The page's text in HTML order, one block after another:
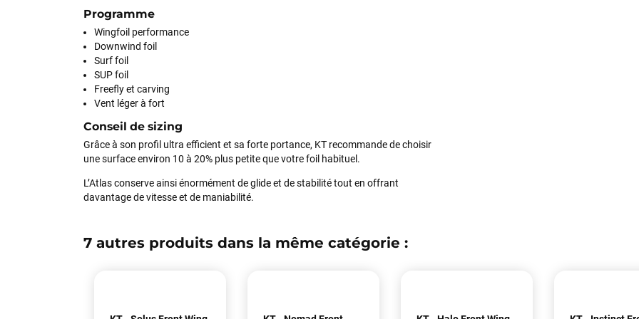
Programme
Wingfoil performance
Downwind foil
Surf foil
SUP foil
Freefly et carving
Vent léger à fort
Conseil de sizing
Grâce à son profil ultra efficient et sa forte portance, KT recommande de choisir
une surface environ 10 à 20% plus petite que votre foil habituel.
L’Atlas conserve ainsi énormément de glide et de stabilité tout en offrant
davantage de vitesse et de maniabilité.
7 autres produits dans la même catégorie :